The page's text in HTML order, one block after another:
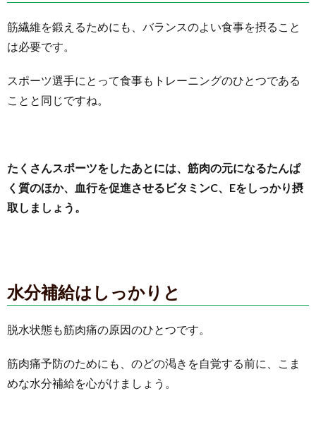
筋繊維を鍛えるためにも、バランスのよい食事を摂ること
は必要です。
スポーツ選手にとって食事もトレーニングのひとつである
ことと同じですね。
たくさんスポーツをしたあとには、筋肉の元になるたんぱ
く質のほか、血行を促進させるビタミンC、Eをしっかり摂
取しましょう。
水分補給はしっかりと
脱水状態も筋肉痛の原因のひとつです。
筋肉痛予防のためにも、のどの渇きを自覚する前に、こま
めな水分補給を心がけましょう。